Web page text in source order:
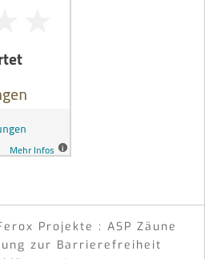
Projekte : ASP Zäune
zur Barrierefreiheit